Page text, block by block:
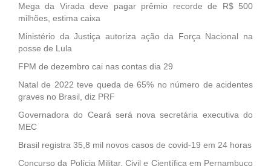
Mega da Virada deve pagar prêmio recorde de R$ 500
milhões, estima caixa
Ministério da Justiça autoriza ação da Força Nacional na
posse de Lula
FPM de dezembro cai nas contas dia 29
Natal de 2022 teve queda de 65% no número de acidentes
graves no Brasil, diz PRF
Governadora do Ceará será nova secretária executiva do
MEC
Brasil registra 35,8 mil novos casos de covid-19 em 24 horas
Concurso da Polícia Militar, Civil e Científica em Pernambuco